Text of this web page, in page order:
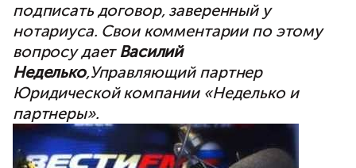
подписать договор, заверенный у
нотариуса. Свои комментарии по этому
вопросу даетВасилий
Неделько,Управляющий партнер
Юридической компании «Неделько и
партнеры».